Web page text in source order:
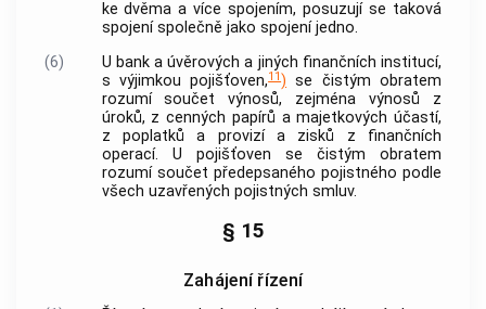
ke dvěma a více spojením, posuzují se taková
spojení společně jako spojení jedno.
(6)
U banka úvěrových a jiných finančních institucí,
s výjimkou pojišťoven,11) se čistým obratem
rozumí součet výnosů, zejména výnosů z
úroků, z cenných papírů a majetkových účastí,
z poplatků a provizí a zisků z finančních
operací. U pojišťoven se čistým obratem
rozumí součet předepsaného pojistného podle
všech uzavřených pojistných smluv.
§ 15
Zahájení řízení